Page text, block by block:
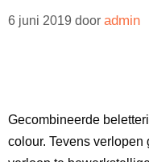
6 juni 2019 door admin
Gecombineerde
colour. Tevens